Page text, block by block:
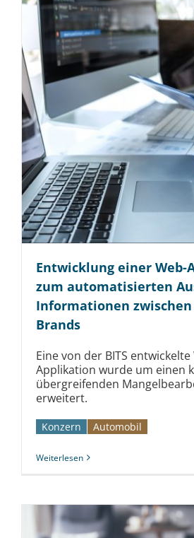
Entwicklung einer Web-
zum automatisierten
Informationen
Brands
Eine von der BITS entwickelte
Applikation wurde um einen
übergreifenden
erweitert.
Konzern Automobil­­
Weiterlesen